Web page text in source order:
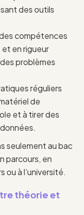
des outils
compétences
en rigueur
problèmes
réguliers
de
et à tirer des
seulement au bac
parcours, en
ou à l’université.
théorie et